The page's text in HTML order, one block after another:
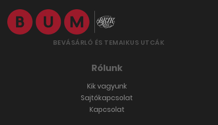
BEVÁSÁRLÓ ÉS TEMAIKUS UTCÁK
Rólunk
Kik vagyunk
Sajtókapcsolat
Kapcsolat